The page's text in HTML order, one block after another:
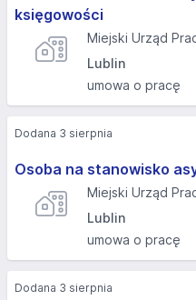
księgowości
Miejski Urząd
Lublin
umowa o pracę
Osoba na stanowisko
Miejski Urząd
Lublin
umowa o pracę
Dodana 3 sierpnia
Dodana 3 sierpnia